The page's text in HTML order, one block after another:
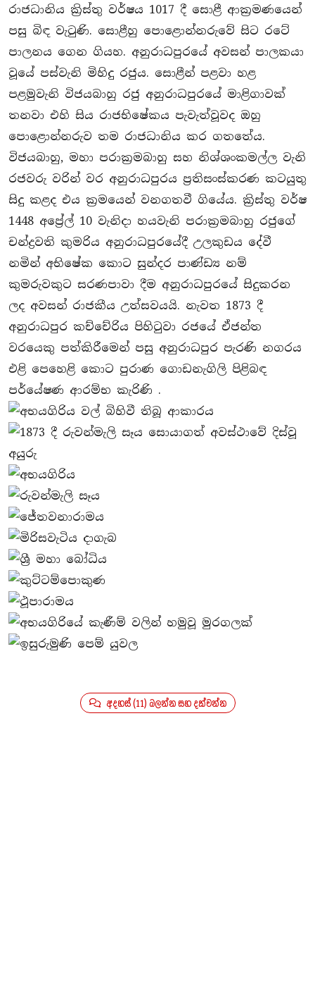
රාජධානිය කි‍්‍රස්තු වර්ෂය 1017 දී සොළී ආක‍්‍රමණයෙන්
පසු බිඳ වැටුණි. සොළීහු පොළොන්නරුවේ සිට රටේ
පාලනය ගෙන ගියහ. අනුරාධපුරයේ අවසන් පාලකයා
වූයේ පස්වැනි මිහිදු රජුය. සොළීන් පළවා හළ
පළමුවැනි විජයබාහු රජු අනුරාධපුරයේ මාළිගාවක්
තනවා එහි සිය රාජභිෂේකය පැවැත්වූවද ඔහු
පොළොන්නරුව තම රාජධානිය කර ගතතේය.
විජයබාහු, මහා පරාක‍්‍රමබාහු සහ නිශ්ශංකමල්ල වැනි
රජවරු වරින් වර අනුරාධපුරය ප‍්‍රතිසංස්කරණ කටයුතු
සිදු කළද එය ක‍්‍රමයෙන් වනගතවී ගියේය. කි‍්‍රස්තු වර්ෂ
1448 අපේ‍්‍රල් 10 වැනිදා හයවැනි පරාක‍්‍රමබාහු රජුගේ
චන්ද්‍රවති කුමරිය අනුරාධපුරයේදී උලකුඩය දේවී
නමින් අභිෂේක කොට සුන්දර පාණ්ඩ්‍ය නම්
කුමරුවකුට සරණපාවා දීම අනුරාධපුරයේ සිදුකරන
ලද අවසන් රාජකීය උත්සවයයි. නැවත 1873 දී
අනුරාධපුර කච්චේරිය පිහිටුවා රජයේ ඒජන්ත
වරයෙකු පත්කිරීමෙන් පසු අනුරාධපුර පැරණි නගරය
එළි පෙහෙළි කොට පුරාණ ගොඩනැගිලි පිළිබඳ
පර්යේෂණ ආරම්භ කැරිණි .
අදහස් (11) බලන්න සහ දක්වන්න